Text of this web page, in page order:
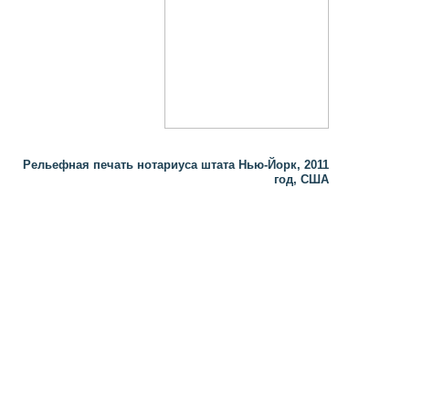
Рельефная печать нотариуса штата Нью-Йорк, 2011
год, США